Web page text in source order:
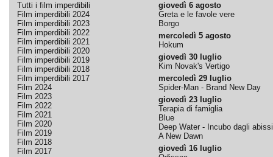
Tutti i film imperdibili
Film imperdibili 2024
Film imperdibili 2023
Film imperdibili 2022
Film imperdibili 2021
Film imperdibili 2020
Film imperdibili 2019
Film imperdibili 2018
Film imperdibili 2017
Film 2024
Film 2023
Film 2022
Film 2021
Film 2020
Film 2019
Film 2018
Film 2017
giovedì 6 agosto
Greta e le favole vere
Borgo
mercoledì 5 agosto
Hokum
giovedì 30 luglio
Kim Novak's Vertigo
mercoledì 29 luglio
Spider-Man - Brand New Day
giovedì 23 luglio
Terapia di famiglia
Blue
Deep Water - Incubo dagli abissi
A New Dawn
giovedì 16 luglio